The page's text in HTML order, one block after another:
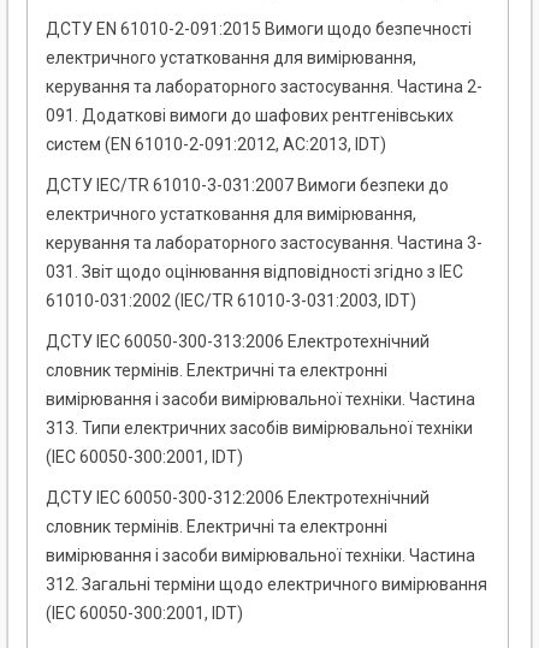
ДСТУ EN 61010-2-091:2015 Вимоги щодо безпечності
електричного устатковання для вимірювання,
керування та лабораторного застосування. Частина 2-
091. Додаткові вимоги до шафових рентгенівських
систем (EN 61010-2-091:2012, AC:2013, IDT)
ДСТУ IEC/TR 61010-3-031:2007 Вимоги безпеки до
електричного устатковання для вимірювання,
керування та лабораторного застосування. Частина 3-
031. Звіт щодо оцінювання відповідності згідно з IEC
61010-031:2002 (IEC/TR 61010-3-031:2003, IDT)
ДСТУ IEC 60050-300-313:2006 Електротехнічний
словник термінів. Електричні та електронні
вимірювання і засоби вимірювальної техніки. Частина
313. Типи електричних засобів вимірювальної техніки
(ІEC 60050-300:2001, ІDT)
ДСТУ IEC 60050-300-312:2006 Електротехнічний
словник термінів. Електричні та електронні
вимірювання і засоби вимірювальної техніки. Частина
312. Загальні терміни щодо електричного вимірювання
(ІEC 60050-300:2001, ІDT)